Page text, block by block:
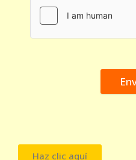
Haz clic aquí